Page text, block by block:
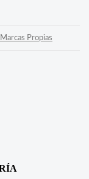
Marcas Propias